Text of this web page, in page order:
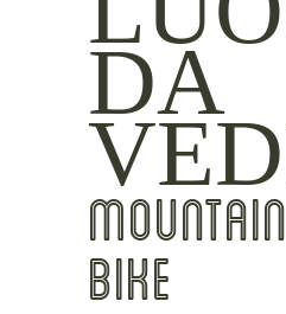
DA
BIKE